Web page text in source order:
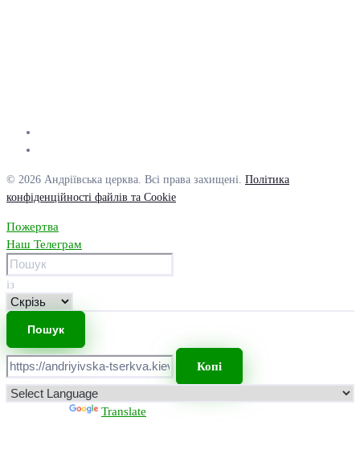
© 2026 Андріївська церква. Всі права захищені. Політика
конфіденційності файлів та Cookie
Пожертва
Наш Телеграм
із
Копі
Translate